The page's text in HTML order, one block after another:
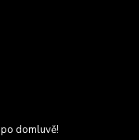
domluvě!